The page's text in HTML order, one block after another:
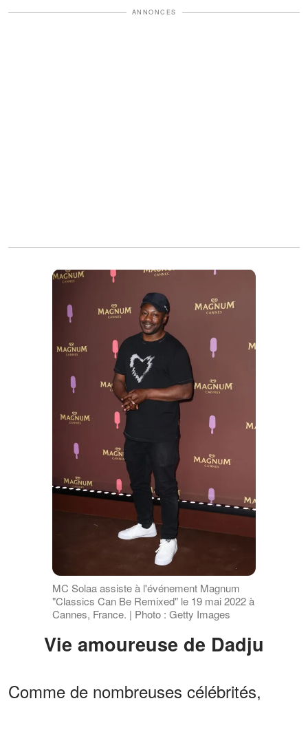
ANNONCES
MC Solaa assiste à l'événement Magnum
"Classics Can Be Remixed" le 19 mai 2022 à
Cannes, France. | Photo : Getty Images
Vie amoureuse de Dadju
Comme de nombreuses célébrités,